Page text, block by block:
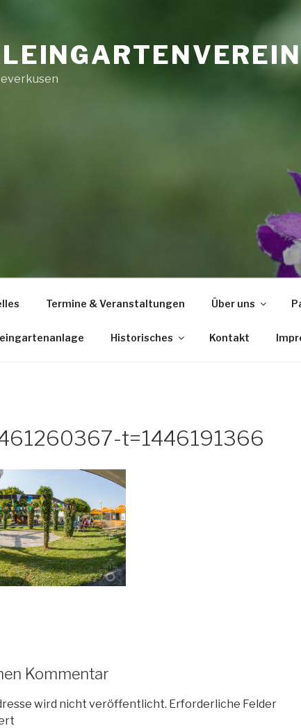
Termine & Veranstaltungen Über uns
Historisches Kontakt
t=1446191366
Kommentar
wird nicht veröffentlicht. Erforderliche Felder